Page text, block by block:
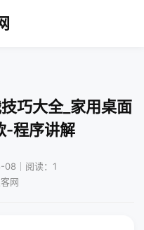
巧大全_家用桌面
-程序讲解
｜阅读：1
网